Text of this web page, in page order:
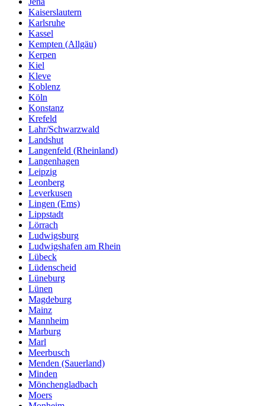
Kaiserslautern
Karlsruhe
Kassel
Kempten (Allgäu)
Kerpen
Kiel
Kleve
Koblenz
Köln
Konstanz
Krefeld
Lahr/Schwarzwald
Landshut
Langenfeld (Rheinland)
Langenhagen
Leipzig
Leonberg
Leverkusen
Lingen (Ems)
Lippstadt
Lörrach
Ludwigsburg
Ludwigshafen am Rhein
Lübeck
Lüdenscheid
Lüneburg
Lünen
Magdeburg
Mainz
Mannheim
Marburg
Marl
Meerbusch
Menden (Sauerland)
Minden
Mönchengladbach
Moers